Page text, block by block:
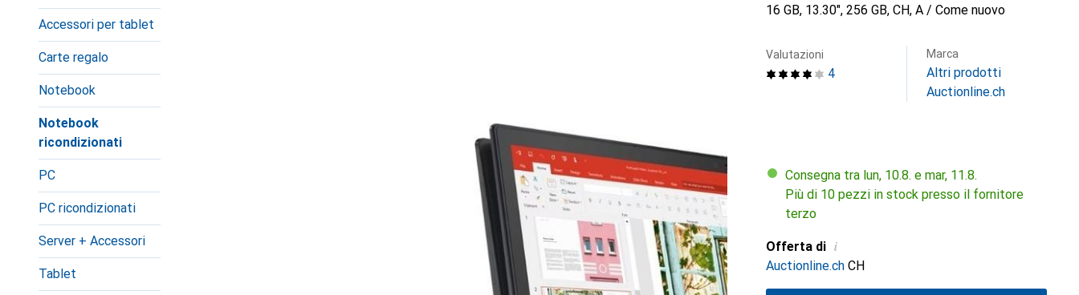
Accessori per tablet
Carte regalo
Notebook
Notebook
ricondizionati
PC
PC ricondizionati
Server + Accessori
Tablet
16 GB, 13.30", 256 GB, CH, A / Come nuovo
4
Valutazioni Marca
Altri prodotti
Auctionline.ch
Consegna tra lun, 10.8. e mar, 11.8.
Più di 10 pezzi in stock presso il fornitore
terzo
Offerta di i
Auctionline.ch CH